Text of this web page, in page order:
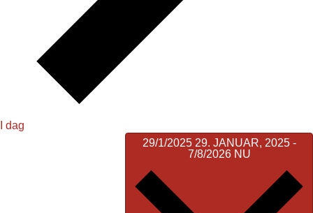
I dag
29/1/2025 29. JANUAR, 2025 -
7/8/2026 NU